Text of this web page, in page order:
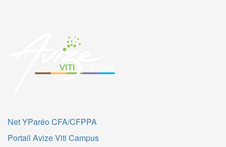
Net YParéo CFA/CFPPA
Portail Avize Viti Campus